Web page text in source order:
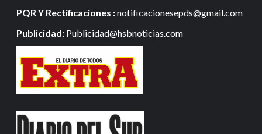
PQR Y Rectificaciones :notificacionesepds@gmail.com
Publicidad: Publicidad@hsbnoticias.com